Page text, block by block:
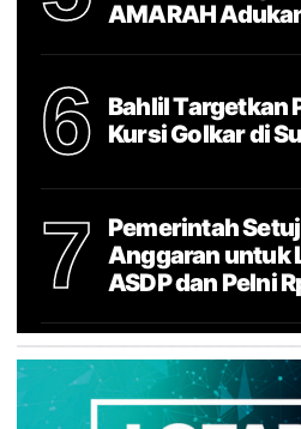
AMARAH
6
Bahlil Targetkan
Kursi Golkar di
7
Pemerintah
Anggaran untuk
ASDP dan Pelni